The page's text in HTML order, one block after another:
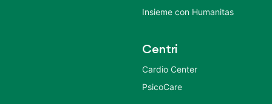
Insieme con Humanitas
Centri
Cardio Center
PsicoCare